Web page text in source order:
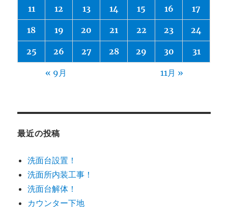
11 12 13 14 15 16 17
18 19 20 21 22 23 24
25 26 27 28 29 30 31
« 9月 11月 »
最近の投稿
洗面台設置！
洗面所内装工事！
洗面台解体！
カウンター下地